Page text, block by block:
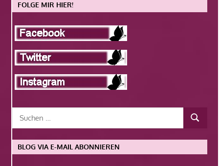
FOLGE MIR HIER!
BLOG VIA E-MAIL ABONNIEREN